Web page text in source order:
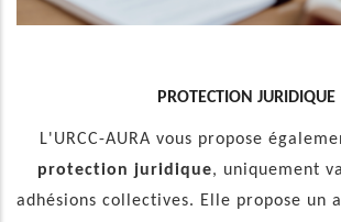
PROTECTION JURIDIQUE
L'URCC-AURA vous propose
protection juridique, uniquement
adhésions collectives. Elle propose un